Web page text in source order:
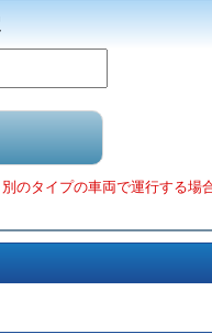
のタイプの車両で運行する場